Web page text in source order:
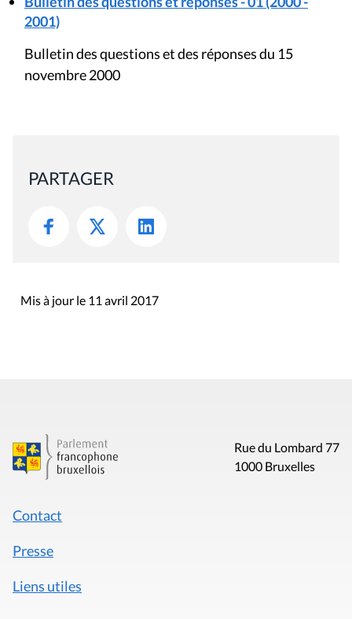
2001)
Bulletin des questions et des réponses du 15
novembre 2000
PARTAGER
Mis à jour le 11 avril 2017
Rue du Lombard 77
1000 Bruxelles
Contact
Presse
Liens utiles